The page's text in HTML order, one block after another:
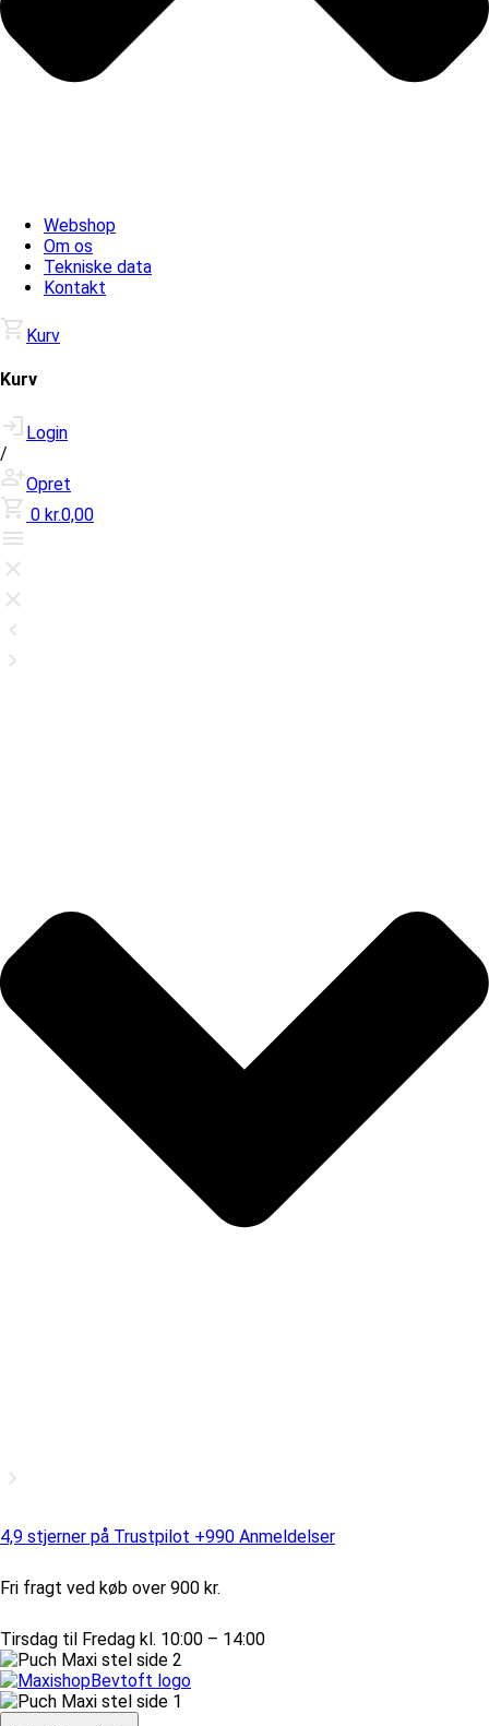
Webshop
Om os
Tekniske data
Kontakt
Kurv
Kurv
Login
/
Opret
0 kr.0,00
4,9 stjerner på Trustpilot +990 Anmeldelser
Fri fragt ved køb over 900 kr.
Tirsdag til Fredag kl. 10:00 – 14:00